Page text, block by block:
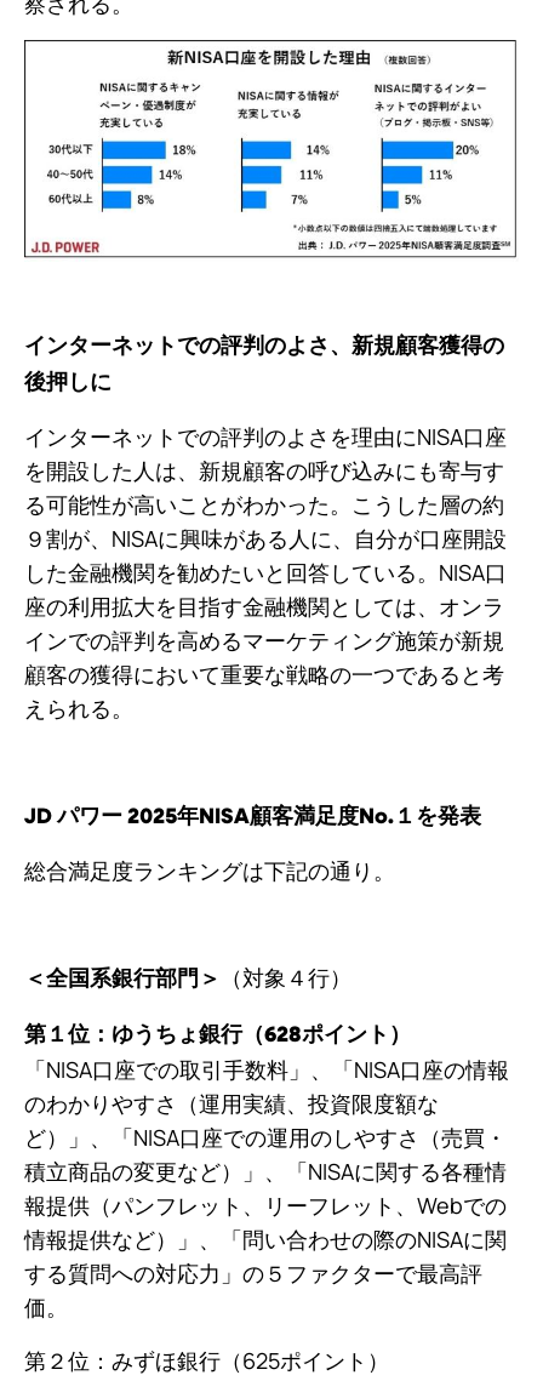
インターネットでの評判のよさ、新規顧客獲得の
後押しに
インターネットでの評判のよさを理由にNISA口座
を開設した人は、新規顧客の呼び込みにも寄与す
る可能性が高いことがわかった。こうした層の約
９割が、NISAに興味がある人に、自分が口座開設
した金融機関を勧めたいと回答している。NISA口
座の利用拡大を目指す金融機関としては、オンラ
インでの評判を高めるマーケティング施策が新規
顧客の獲得において重要な戦略の一つであると考
えられる。
JD パワー 2025年NISA顧客満足度No.１を発表
総合満足度ランキングは下記の通り。
＜全国系銀行部門＞ （対象４行）
第１位：ゆうちょ銀行（628ポイント）
「NISA口座での取引手数料」、「NISA口座の情報
のわかりやすさ（運用実績、投資限度額な
ど）」、「NISA口座での運用のしやすさ（売買・
積立商品の変更など）」、「NISAに関する各種情
報提供（パンフレット、リーフレット、Webでの
情報提供など）」、「問い合わせの際のNISAに関
する質問への対応力」の５ファクターで最高評
価。
第２位：みずほ銀行（625ポイント）